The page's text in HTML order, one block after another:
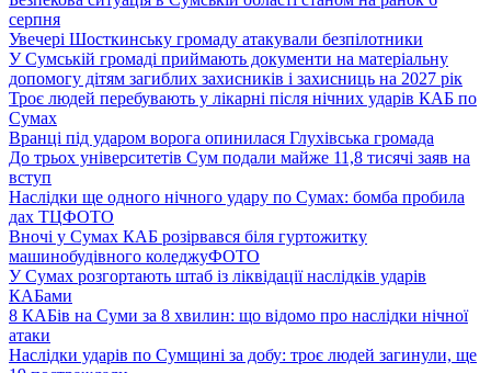
серпня
Увечері Шосткинську громаду атакували безпілотники
У Сумській громаді приймають документи на матеріальну
допомогу дітям загиблих захисників і захисниць на 2027 рік
Троє людей перебувають у лікарні після нічних ударів КАБ по
Сумах
Вранці під ударом ворога опинилася Глухівська громада
До трьох університетів Сум подали майже 11,8 тисячі заяв на
вступ
Наслідки ще одного нічного удару по Сумах: бомба пробила
дах ТЦФОТО
Вночі у Сумах КАБ розірвався біля гуртожитку
машинобудівного коледжуФОТО
У Сумах розгортають штаб із ліквідації наслідків ударів
КАБами
8 КАБів на Суми за 8 хвилин: що відомо про наслідки нічної
атаки
Наслідки ударів по Сумщині за добу: троє людей загинули, ще